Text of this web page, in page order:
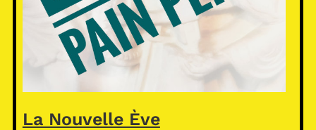
La Nouvelle Ève